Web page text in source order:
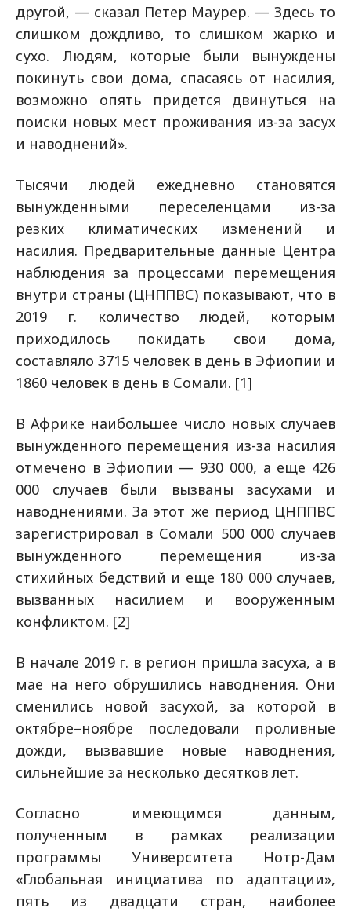
другой, — сказал Петер Маурер. — Здесь то
слишком дождливо, то слишком жарко и
сухо. Людям, которые были вынуждены
покинуть свои дома, спасаясь от насилия,
возможно опять придется двинуться на
поиски новых мест проживания из-за засух
и наводнений».
Тысячи людей ежедневно становятся
вынужденными переселенцами из-за
резких климатических изменений и
насилия. Предварительные данные Центра
наблюдения за процессами перемещения
внутри страны (ЦНППВС) показывают, что в
2019 г. количество людей, которым
приходилось покидать свои дома,
составляло 3715 человек в день в Эфиопии и
1860 человек в день в Сомали. [1]
В Африке наибольшее число новых случаев
вынужденного перемещения из-за насилия
отмечено в Эфиопии — 930 000, а еще 426
000 случаев были вызваны засухами и
наводнениями. За этот же период ЦНППВС
зарегистрировал в Сомали 500 000 случаев
вынужденного перемещения из-за
стихийных бедствий и еще 180 000 случаев,
вызванных насилием и вооруженным
конфликтом. [2]
В начале 2019 г. в регион пришла засуха, а в
мае на него обрушились наводнения. Они
сменились новой засухой, за которой в
октябре–ноябре последовали проливные
дожди, вызвавшие новые наводнения,
сильнейшие за несколько десятков лет.
Согласно имеющимся данным,
полученным в рамках реализации
программы Университета Нотр-Дам
«Глобальная инициатива по адаптации»,
пять из двадцати стран, наиболее